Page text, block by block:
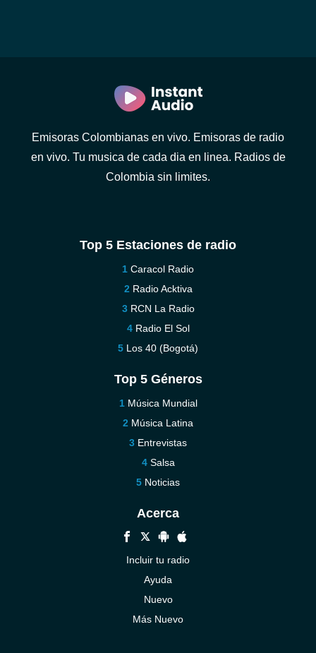
Emisoras Colombianas en vivo. Emisoras de radio
en vivo. Tu musica de cada dia en linea. Radios de
Colombia sin limites.
Top 5 Estaciones de radio
Caracol Radio
Radio Acktiva
RCN La Radio
Radio El Sol
Los 40 (Bogotá)
Top 5 Géneros
Música Mundial
Música Latina
Entrevistas
Salsa
Noticias
Acerca
Incluir tu radio
Ayuda
Nuevo
Más Nuevo